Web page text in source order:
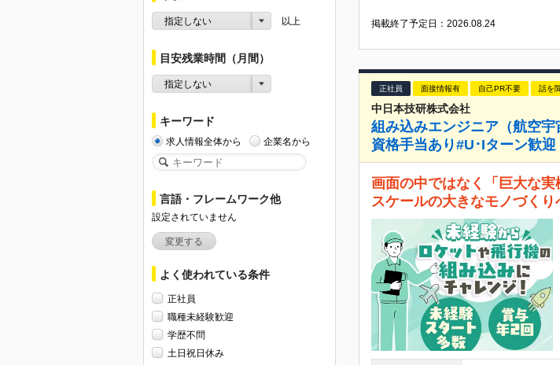
指定しない 以上
目安残業時間（月間）
指定しない
キーワード
求人情報全体から 企業名から
言語・フレームワーク他
設定されていません
変更する
よく使われている条件
正社員
職種未経験歓迎
学歴不問
土日祝日休み
掲載終了予定日：2026.08.24
正社員 面接情報有 自己PR不要 話を
中日本技研株式会社
組み込みエンジニア（航空
資格手当あり#U･Iターン歓迎
画面の中ではなく「巨大な
スケールの大きなモノづくり